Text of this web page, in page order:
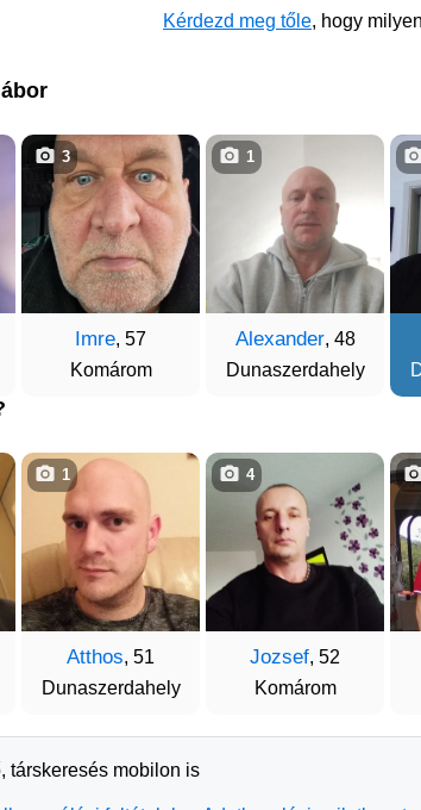
Kérdezd meg tőle, hogy
Imre, 57
Komárom
3
Alexander, 48
Dunaszerdahely
1
Atthos, 51
Dunaszerdahely
1
Jozsef, 52
Komárom
4
társkeresés mobilon is